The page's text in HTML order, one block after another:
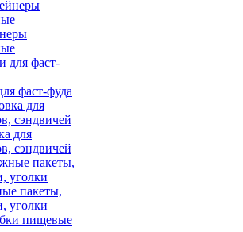
фаст-фуда
для
сэндвичей
пакеты,
уголки